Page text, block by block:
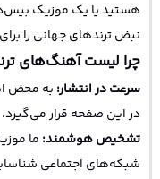
هستید یا یک موزیک
نبض ترندهای جهانی را
چرا لیست آهنگ‌های
سرعت در انتشار: به محض
در این صفحه قرار می‌گیرد.
تشخیص هوشمند: ما
شبکه‌های اجتماعی